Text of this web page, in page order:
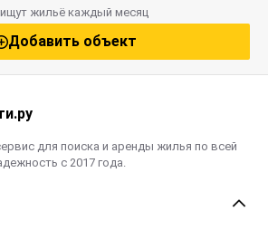
ищут жильё каждый месяц
Добавить объект
для поиска и аренды жилья по всей
с 2017 года.